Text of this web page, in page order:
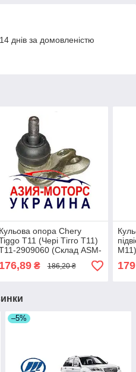
днів за домовленістю
Кульова опора Chery
T11 (Чері Тігго Т11)
2909060 (Склад ASM-
UKR)
176,89₴ 186,20 ₴
–5%